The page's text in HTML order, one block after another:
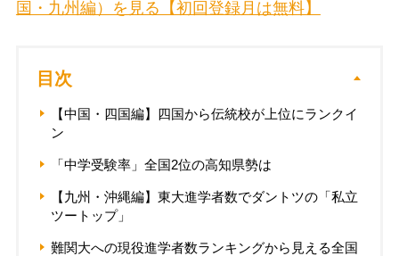
国・九州編）を見る【初回登録月は無料】
目次
【中国・四国編】四国から伝統校が上位にランクイ
ン
「中学受験率」全国2位の高知県勢は
【九州・沖縄編】東大進学者数でダントツの「私立
ツートップ」
難関大への現役進学者数ランキングから見える全国